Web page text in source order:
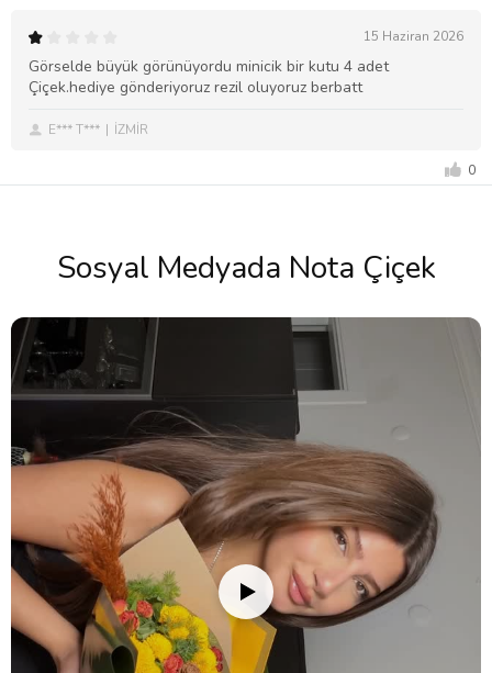
15 Haziran 2026
Görselde büyük görünüyordu minicik bir kutu 4 adet
Çiçek.hediye gönderiyoruz rezil oluyoruz berbatt
E*** T*** İZMİR
0
Sosyal Medyada Nota Çiçek